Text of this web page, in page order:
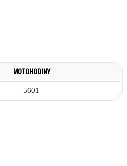
MOTOHODINY
5601